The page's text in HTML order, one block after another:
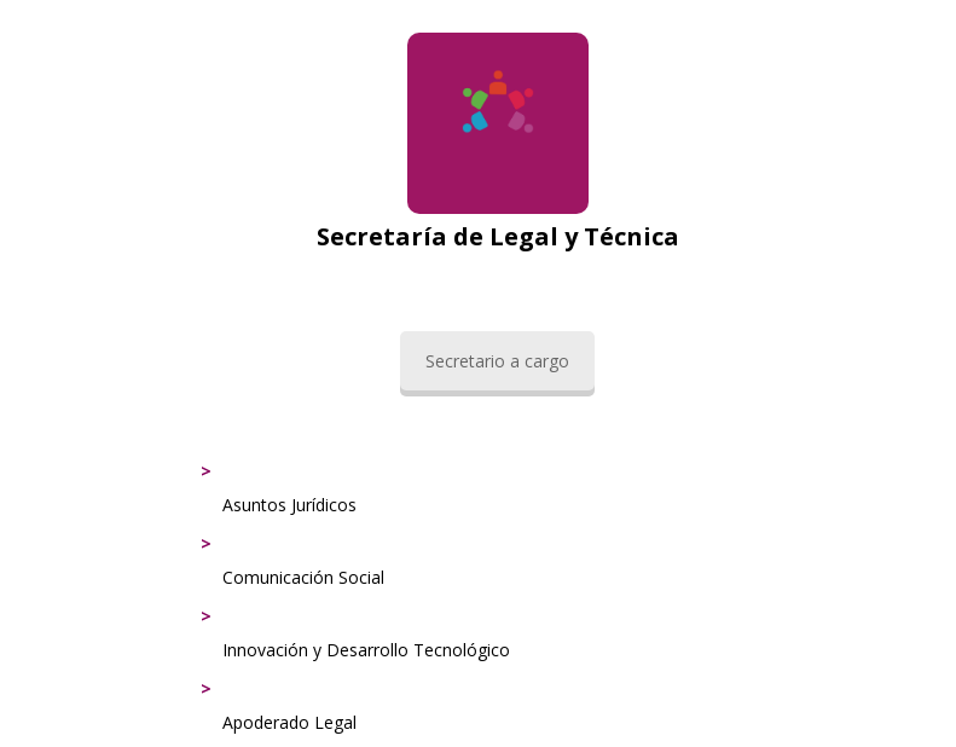
Secretaría de Legal y Técnica
Secretario a cargo
Asuntos Jurídicos
Comunicación Social
Innovación y Desarrollo Tecnológico
Apoderado Legal